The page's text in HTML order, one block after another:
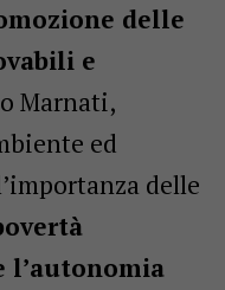
delle
e
Marnati,
ed
delle
l’autonomia